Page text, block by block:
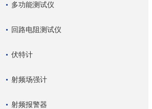
多功能测试仪
回路电阻测试仪
伏特计
射频场强计
射频报警器